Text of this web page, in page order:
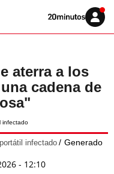
Volver
Iniciar
sesión
aterra a los
cadena de
infectado
Generado
- 12:10